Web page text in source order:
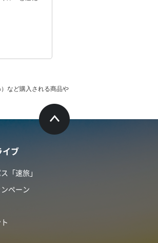
など購入される商品や
イブ
「速旅」
ペーン